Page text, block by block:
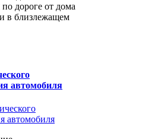
дороге от дома
в близлежащем
автомобиля